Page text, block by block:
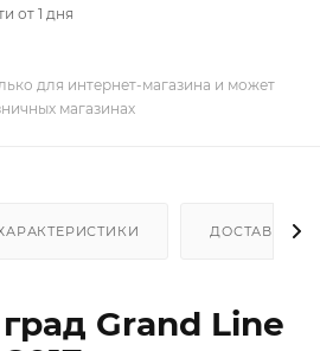
от 1 дня
для интернет-магазина и может
магазинах
ДОСТАВКА
Grand Line